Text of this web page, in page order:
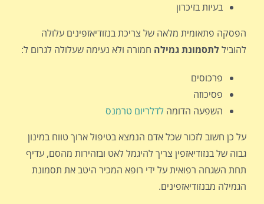
בעיות בזיכרון
הפסקה פתאומית מלאה של צריכת בנזודיאזפינים עלולה
להוביל לתסמונת גמילה חמורה ולא נעימה שעלולה לגרום ל:
פרכוסים
פסיכוזה
השפעה הדומה לדלריום טרמנס
על כן חשוב לזכור שכל אדם הנמצא בטיפול ארוך טווח במינון
גבוה של בנזודיאזפין צריך להיגמל לאט ובזהירות מהסם, עדיף
תחת השגחה רפואית על ידי רופא המכיר היטב את תסמונת
הגמילה מבנזודיאזפינים.